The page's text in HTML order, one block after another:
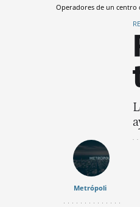
Operadores de un centro
Metrópoli